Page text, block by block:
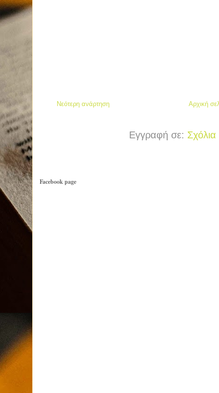
Νεότερη ανάρτηση Αρχική
Εγγραφή σε:
Facebook page